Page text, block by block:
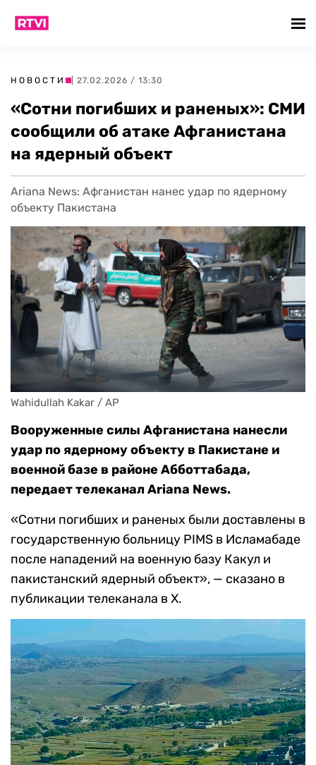
НОВОСТИ | 27.02.2026 / 13:30
«Cотни погибших и раненых»: СМИ
сообщили об атаке Афганистана
на ядерный объект
Ariana News: Афганистан нанес удар по ядерному
объекту Пакистана
Wahidullah Kakar / AP
Вооруженные силы Афганистана нанесли
удар по ядерному объекту в Пакистане и
военной базе в районе Абботтабада,
передает телеканал Ariana News.
«Cотни погибших и раненых были доставлены в
государственную больницу PIMS в Исламабаде
после нападений на военную базу Какул и
пакистанский ядерный объект», — сказано в
публикации телеканала в X.